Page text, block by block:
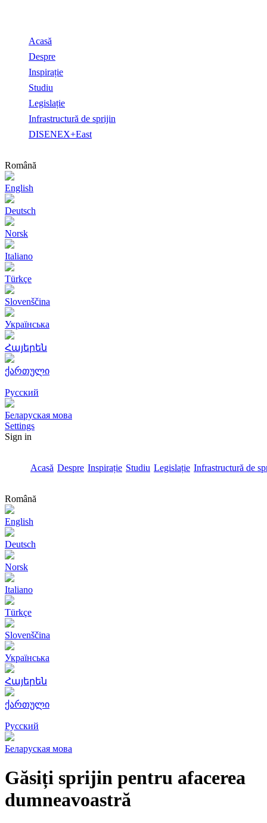
Acasă
Despre
Inspirație
Studiu
Legislație
Infrastructură de sprijin
DISENEX+East
Română
English
Deutsch
Norsk
Italiano
Türkçe
Slovenščina
Українська
Հայերեն
ქართული
Русский
Беларуская мова
Settings
Sign in
Acasă Despre Inspirație Studiu Legislație Infrastructură de
Română
English
Deutsch
Norsk
Italiano
Türkçe
Slovenščina
Українська
Հայերեն
ქართული
Русский
Беларуская мова
Găsiți sprijin pentru afacerea
dumneavoastră